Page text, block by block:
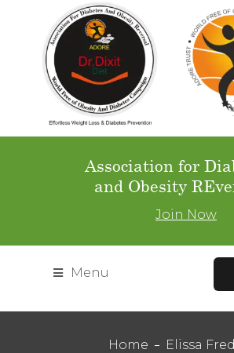
Association for
and Obesity
Join Now
Menu
Home Elissa